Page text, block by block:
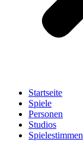
Startseite
Spiele
Personen
Studios
Spielestimmen